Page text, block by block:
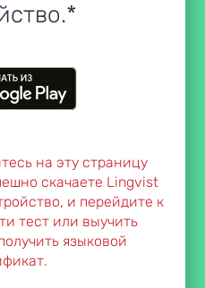
на эту страницу
скачаете Lingvist
и перейдите к
тест или выучить
языковой